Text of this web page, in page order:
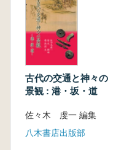
古代の交通と神々の
景観 : 港・坂・道
佐々木 虔一 編集
八木書店出版部